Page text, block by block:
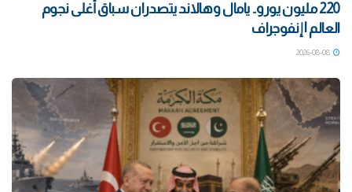
220 مليون يورو.. يامال وهالاند يتصدران سباق أغلى نجوم
العالم | إنفوجراف